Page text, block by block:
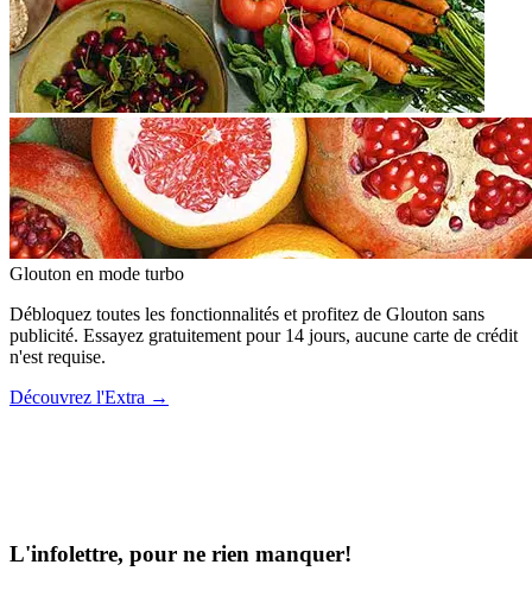
Glouton en mode turbo
Débloquez toutes les fonctionnalités et profitez de Glouton sans
publicité. Essayez gratuitement pour 14 jours, aucune carte de crédit
n'est requise.
Découvrez l'Extra →
L'infolettre, pour ne rien manquer!